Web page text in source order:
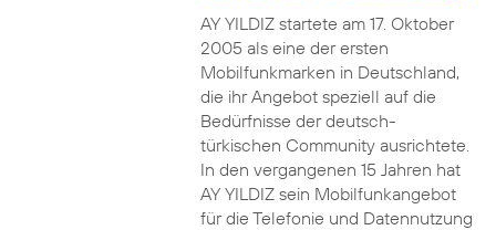
AY YILDIZ startete am 17. Oktober
2005 als eine der ersten
Mobilfunkmarken in Deutschland,
die ihr Angebot speziell auf die
Bedürfnisse der deutsch-
türkischen Community ausrichtete.
In den vergangenen 15 Jahren hat
AY YILDIZ sein Mobilfunkangebot
für die Telefonie und Datennutzung